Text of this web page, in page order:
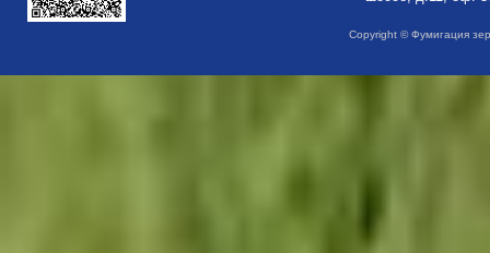
Copyright © Фумигация